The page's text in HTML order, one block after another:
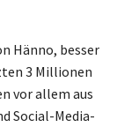
Hänno, besser
3 Millionen
vor allem aus
Social-Media-